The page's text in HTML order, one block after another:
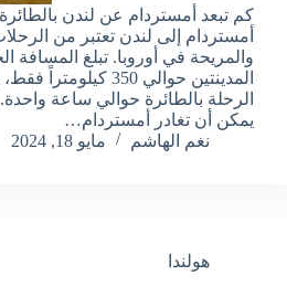
كم تبعد أمستردام عن لندن
أمستردام إلى لندن تعتبر من
والمريحة في أوروبا. تبلغ المسافة
المدينتين حوالي 350
الرحلة بالطائرة حوالي ساعة
يمكن أن تغادر أمستردام…
نغم الهاشم
مايو 18, 2024
هولندا